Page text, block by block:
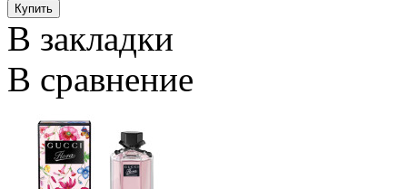
В закладки
В сравнение